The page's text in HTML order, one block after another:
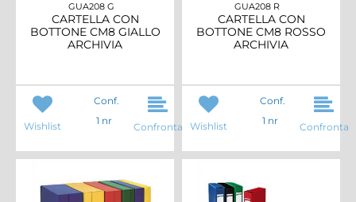
GUA208 G
CARTELLA CON
BOTTONE CM8 GIALLO
ARCHIVIA
Wishlist
Conf.
1 nr
Confronta
GUA208 R
CARTELLA CON
BOTTONE CM8 ROSSO
ARCHIVIA
Wishlist
Conf.
1 nr
Confronta